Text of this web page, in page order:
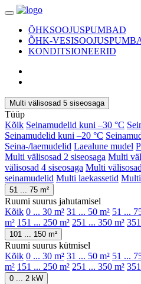
ÕHKSOOJUSPUMBAD
ÕHK-
KONDITSIONEERID
Multi välisosad 5 siseosaga
Tüüp
Kõik Seinamudelid kuni –30 °C
Seinamudelid kuni –20 °C
Seina-/laemudelid Laealune mudel
Multi välisosad 2 siseosaga Multi
välisosad 4 siseosaga Multi
seinamudelid Multi laekassetid
51 ... 75 m²
Ruumi suurus jahutamisel
Kõik 0 ... 30 m² 31 ... 50 m² 51 ...
m² 151 ... 250 m² 251 ... 350 m²
101 ... 150 m²
Ruumi suurus kütmisel
Kõik 0 ... 30 m² 31 ... 50 m² 51 ...
m² 151 ... 250 m² 251 ... 350 m²
0 ... 2 kW